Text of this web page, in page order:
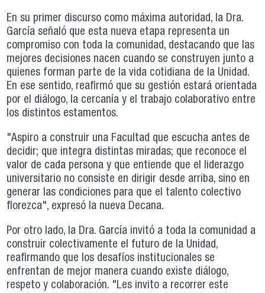
En su primer discurso como máxima autoridad, la Dra.
García señaló que esta nueva etapa representa un
compromiso con toda la comunidad, destacando que las
mejores decisiones nacen cuando se construyen junto a
quienes forman parte de la vida cotidiana de la Unidad.
En ese sentido, reafirmó que su gestión estará orientada
por el diálogo, la cercanía y el trabajo colaborativo entre
los distintos estamentos.
"Aspiro a construir una Facultad que escucha antes de
decidir; que integra distintas miradas; que reconoce el
valor de cada persona y que entiende que el liderazgo
universitario no consiste en dirigir desde arriba, sino en
generar las condiciones para que el talento colectivo
florezca", expresó la nueva Decana.
Por otro lado, la Dra. García invitó a toda la comunidad a
construir colectivamente el futuro de la Unidad,
reafirmando que los desafíos institucionales se
enfrentan de mejor manera cuando existe diálogo,
respeto y colaboración. "Les invito a recorrer este